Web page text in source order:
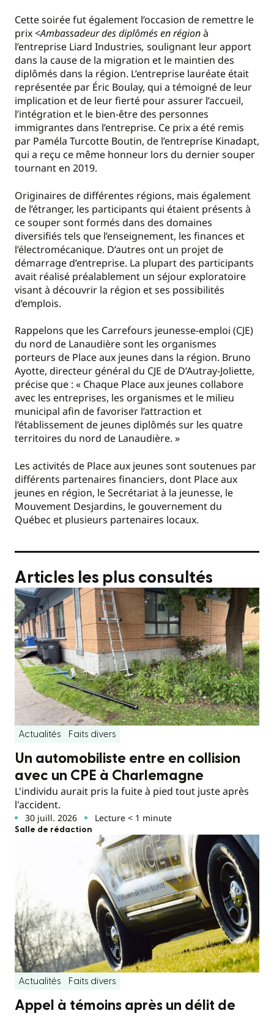
Cette soirée fut également l’occasion de remettre le
prix <Ambassadeur des diplômés en régionà
l’entreprise Liard Industries, soulignant leur apport
dans la cause de la migration et le maintien des
diplômés dans la région. L’entreprise lauréate était
représentée par Éric Boulay, qui a témoigné de leur
implication et de leur fierté pour assurer l’accueil,
l’intégration et le bien-être des personnes
immigrantes dans l’entreprise. Ce prix a été remis
par Paméla Turcotte Boutin, de l’entreprise Kinadapt,
qui a reçu ce même honneur lors du dernier souper
tournant en 2019.
Originaires de différentes régions, mais également
de l’étranger, les participants qui étaient présents à
ce souper sont formés dans des domaines
diversifiés tels que l’enseignement, les finances et
l’électromécanique. D’autres ont un projet de
démarrage d’entreprise. La plupart des participants
avait réalisé préalablement un séjour exploratoire
visant à découvrir la région et ses possibilités
d’emplois.
Rappelons que les Carrefours jeunesse-emploi (CJE)
du nord de Lanaudière sont les organismes
porteurs de Place aux jeunes dans la région. Bruno
Ayotte, directeur général du CJE de D’Autray-Joliette,
précise que : « Chaque Place aux jeunes collabore
avec les entreprises, les organismes et le milieu
municipal afin de favoriser l’attraction et
l’établissement de jeunes diplômés sur les quatre
territoires du nord de Lanaudière. »
Les activités de Place aux jeunes sont soutenues par
différents partenaires financiers, dont Place aux
jeunes en région, le Secrétariat à la jeunesse, le
Mouvement Desjardins, le gouvernement du
Québec et plusieurs partenaires locaux.
Articles les plus consultés
Actualités Faits divers
Un automobiliste entre en collision
avec un CPE à Charlemagne
L'individu aurait pris la fuite à pied tout juste après
l'accident.
30 juill. 2026 Lecture < 1 minute
Salle de rédaction
Actualités Faits divers
Appel à témoins après un délit de